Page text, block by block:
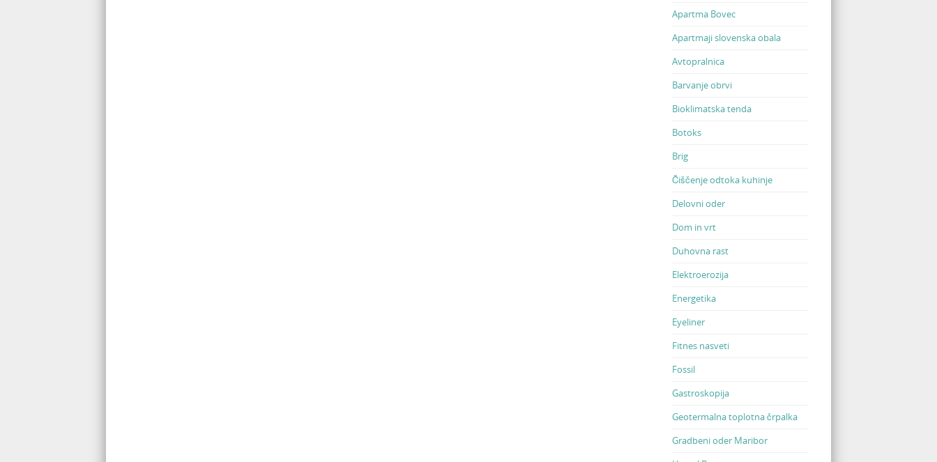
Apartma Bovec
Apartmaji slovenska obala
Avtopralnica
Barvanje obrvi
Bioklimatska tenda
Botoks
Brig
Čiščenje odtoka kuhinje
Delovni oder
Dom in vrt
Duhovna rast
Elektroerozija
Energetika
Eyeliner
Fitnes nasveti
Fossil
Gastroskopija
Geotermalna toplotna črpalka
Gradbeni oder Maribor